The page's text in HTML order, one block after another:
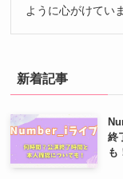
ように心がけてい
新着記事
終
も